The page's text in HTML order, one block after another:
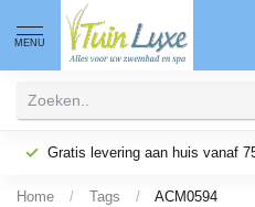
MENU
Gratis levering aan huis vanaf
Home / Tags / ACM0594